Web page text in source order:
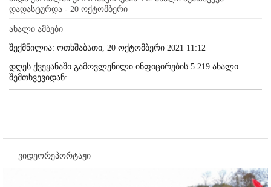
დადასტურდა - 20 ოქტომბერი
ახალი ამბები
შექმნილია: ოთხშაბათი, 20 ოქტომბერი 2021 11:12
დღეს ქვეყანაში გამოვლენილი ინფიცირების 5 219 ახალი
შემთხვევიდან:...
ვიდეორეპორტაჟი